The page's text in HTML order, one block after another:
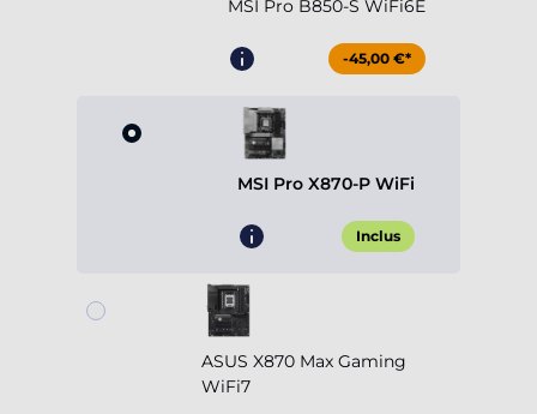
MSI Pro B850-S WiFi6E
-45,00 €*
MSI Pro X870-P WiFi
Inclus
ASUS X870 Max Gaming
WiFi7